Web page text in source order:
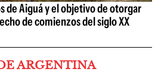
de Aiguá y el objetivo de otorgar
de comienzos del siglo XX
ARGENTINA